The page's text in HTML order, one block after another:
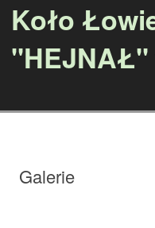
Koło
"HEJNAŁ"
Galerie